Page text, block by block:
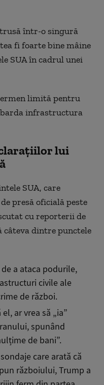
într-o singură
fi foarte bine mâine
SUA în cadrul unei
limită pentru
infrastructura
lui
SUA, care
presă oficială peste
cu reporterii de
câteva dintre punctele
a ataca podurile,
civile ale
de război.
ar vrea să „ia”
spunând
de bani”.
care arată că
războiului, Trump a